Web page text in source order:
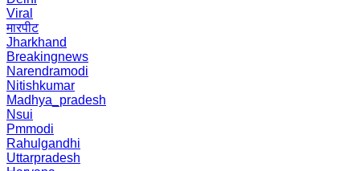
Viral
मारपीट
Jharkhand
Breakingnews
Narendramodi
Nitishkumar
Madhya_pradesh
Nsui
Pmmodi
Rahulgandhi
Uttarpradesh